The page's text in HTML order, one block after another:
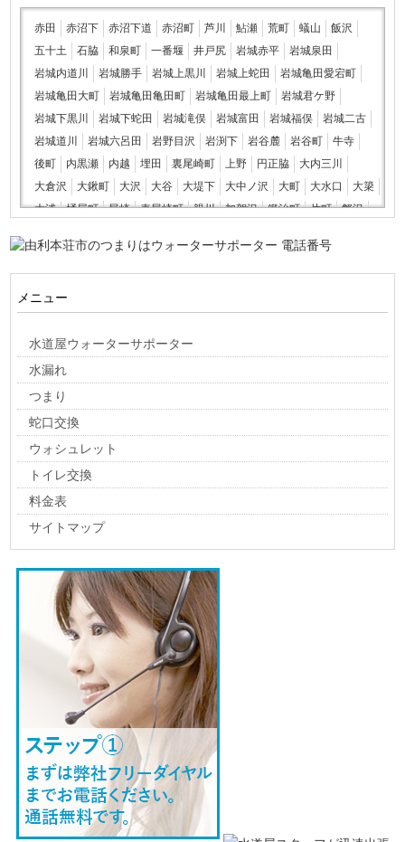
赤田 赤沼下 赤沼下道 赤沼町 芦川 鮎瀬 荒町 蟻山
飯沢
五十土
石脇 和泉町 一番堰 井戸尻 岩城赤平
岩城泉田
岩城内道川
岩城勝手 岩城上黒川 岩城上蛇田
岩城亀田愛宕町
岩城亀田大町
岩城亀田亀田町 岩城亀田最上町
岩城君ケ野
岩城下黒川
岩城下蛇田 岩城滝俣 岩城富田 岩城福俣
岩城二古
岩城道川
岩城六呂田 岩野目沢 岩渕下 岩谷麓 岩谷町
牛寺
後町
内黒瀬 内越 埋田 裏尾崎町 上野 円正脇
大内三川
大倉沢
大鍬町 大沢 大谷 大堤下 大中ノ沢 大町 大水口
大簗
大浦
桶屋町 尾崎 表尾崎町 親川 加賀沢 鍛治町 片町
蟹沢
北ノ股
北福田 狐森 給人町 切通 葛岡 葛法 久保田
下地ケ沢
小栗山 小菅野 小人町 小防ケ沢 御門 今野谷地
肴町
坂部
桜小路
瀬越場
千刈 雪車町 大門 高尾
田町
鳥海町栗沢
鳥海町下笹子
鳥海町下直根 鳥海町中直根 鳥海町伏見
鳥海町百宅
調練場
土倉 土谷 堤脇 鶴沼 出戸上野 出戸町 寺後
徳沢
二十六木
鳥田目
中町
中横町
西目町出戸
八幡下
花畑町
東町
東由利老方 東由利蔵 東由利黒渕 東由利宿
東由利杉森
東由利田代
東由利舘合 東由利法内
福山
藤崎 船岡 船ケ台 不戻沢 古川端
梵天谷地
前郷 曲沢 町村 松街道
南ノ股 南福田 宮内 宮沢 森子
矢島町木在 矢島町坂之下
矢島町立石
矢島町舘町 矢島町田中町
矢島町矢島町
山内 山田
メニュー
水道屋ウォーターサポーター
水漏れ
つまり
蛇口交換
ウォシュレット
トイレ交換
料金表
サイトマップ